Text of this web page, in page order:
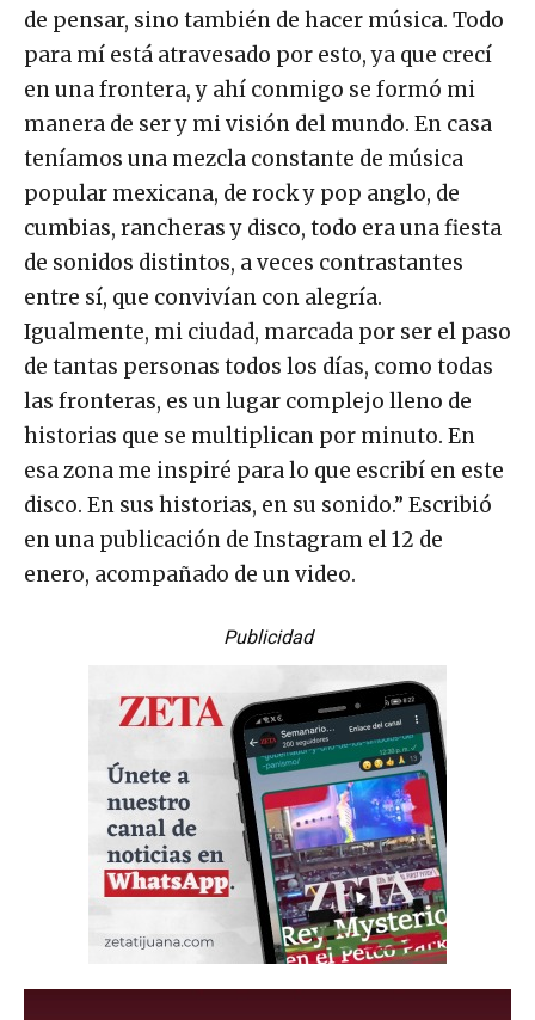
de pensar, sino también de hacer música. Todo
para mí está atravesado por esto, ya que crecí
en una frontera, y ahí conmigo se formó mi
manera de ser y mi visión del mundo. En casa
teníamos una mezcla constante de música
popular mexicana, de rock y pop anglo, de
cumbias, rancheras y disco, todo era una fiesta
de sonidos distintos, a veces contrastantes
entre sí, que convivían con alegría.
Igualmente, mi ciudad, marcada por ser el paso
de tantas personas todos los días, como todas
las fronteras, es un lugar complejo lleno de
historias que se multiplican por minuto. En
esa zona me inspiré para lo que escribí en este
disco. En sus historias, en su sonido.” Escribió
en una publicación de Instagram el 12 de
enero, acompañado de un video.
Publicidad